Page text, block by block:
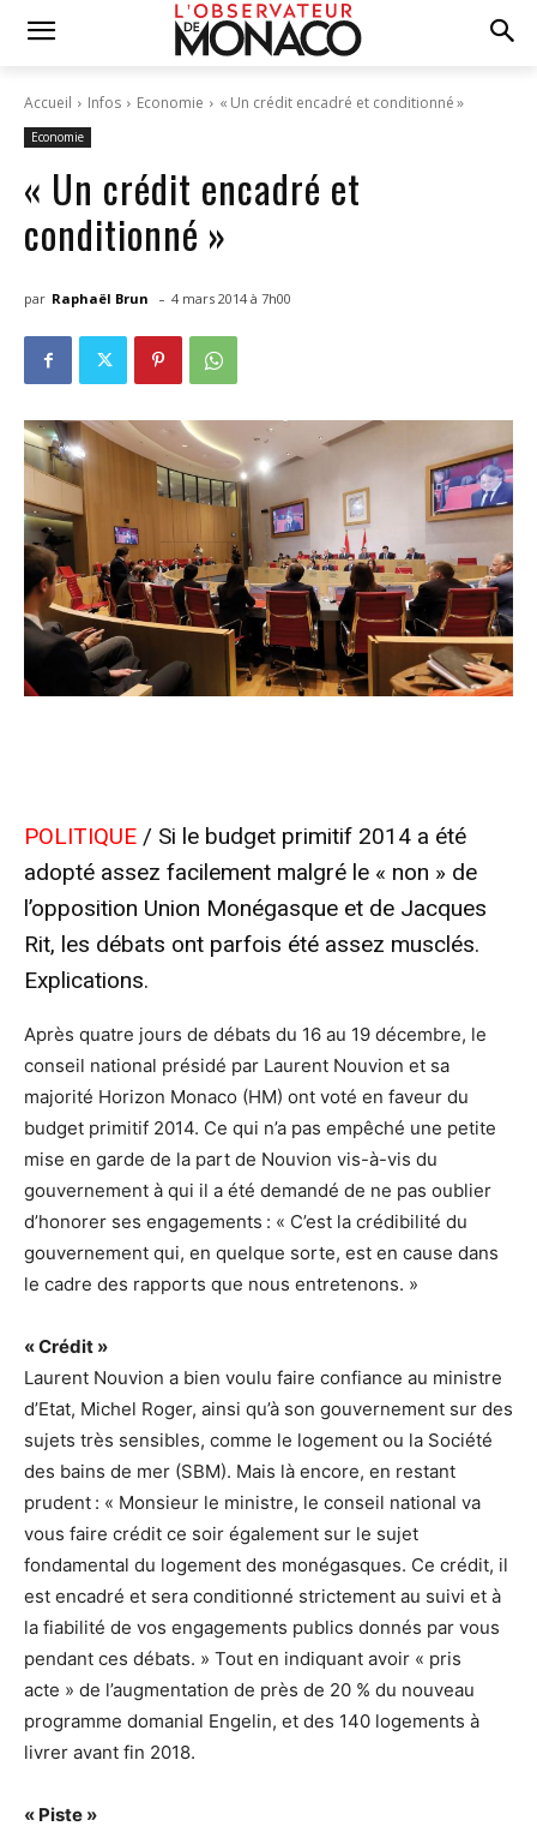
Accueil Infos Economie « Un crédit encadré et conditionné »
Economie
« Un crédit encadré et
conditionné »
par Raphaël Brun - 4 mars 2014 à 7h00
POLITIQUE / Si le budget primitif 2014 a été
adopté assez facilement malgré le « non » de
l’opposition Union Monégasque et de Jacques
Rit, les débats ont parfois été assez musclés.
Explications.
Après quatre jours de débats du 16 au 19 décembre, le
conseil national présidé par Laurent Nouvion et sa
majorité Horizon Monaco (HM) ont voté en faveur du
budget primitif 2014. Ce qui n’a pas empêché une petite
mise en garde de la part de Nouvion vis-à-vis du
gouvernement à qui il a été demandé de ne pas oublier
d’honorer ses engagements : « C’est la crédibilité du
gouvernement qui, en quelque sorte, est en cause dans
le cadre des rapports que nous entretenons. »
« Crédit »
Laurent Nouvion a bien voulu faire confiance au ministre
d’Etat, Michel Roger, ainsi qu’à son gouvernement sur des
sujets très sensibles, comme le logement ou la Société
des bains de mer (SBM). Mais là encore, en restant
prudent : « Monsieur le ministre, le conseil national va
vous faire crédit ce soir également sur le sujet
fondamental du logement des monégasques. Ce crédit, il
est encadré et sera conditionné strictement au suivi et à
la fiabilité de vos engagements publics donnés par vous
pendant ces débats. » Tout en indiquant avoir « pris
acte » de l’augmentation de près de 20 % du nouveau
programme domanial Engelin, et des 140 logements à
livrer avant fin 2018.
« Piste »